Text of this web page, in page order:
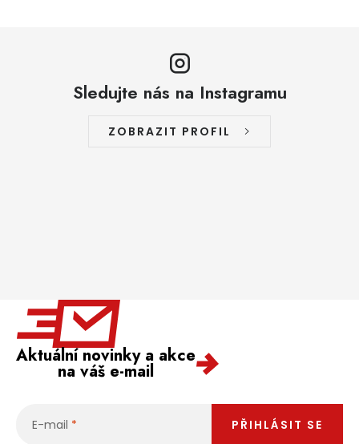
Sledujte nás na Instagramu
ZOBRAZIT PROFIL
Aktuální novinky a akce
na váš e-mail
E-mail PŘIHLÁSIT SE